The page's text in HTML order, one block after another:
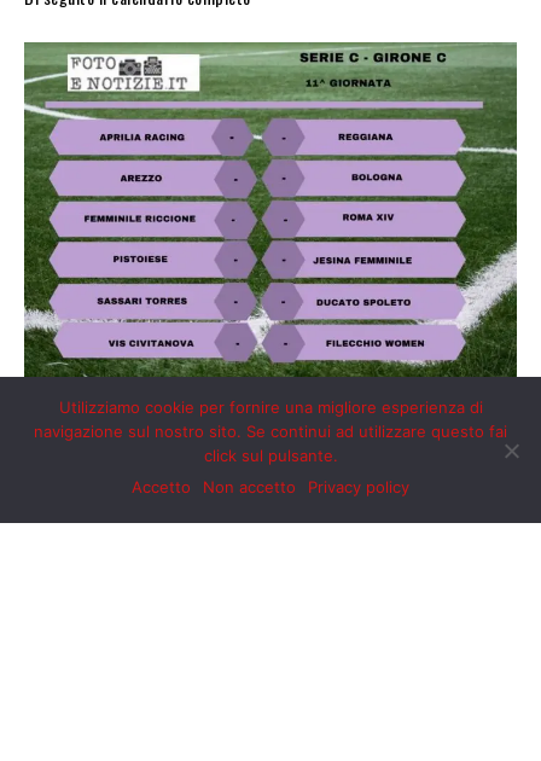
Utilizziamo cookie per fornire una migliore esperienza di
navigazione sul nostro sito. Se continui ad utilizzare questo fai
click sul pulsante.
Accetto
Non accetto Privacy policy